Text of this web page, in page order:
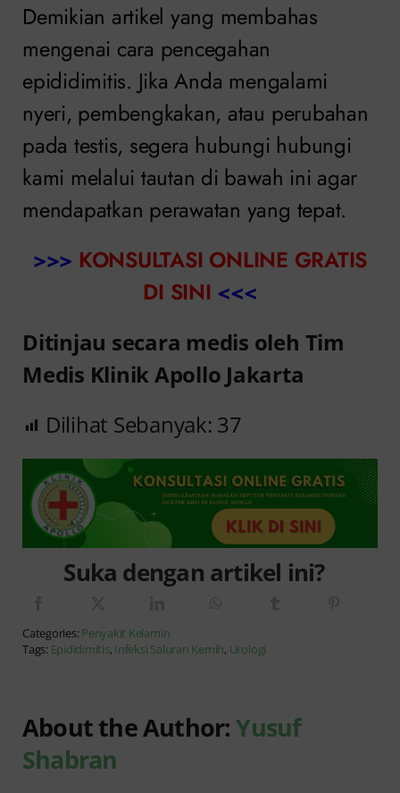
Demikian artikel yang membahas
mengenai cara pencegahan
epididimitis. Jika Anda mengalami
nyeri, pembengkakan, atau perubahan
pada testis, segera hubungi hubungi
kami melalui tautan di bawah ini agar
mendapatkan perawatan yang tepat.
>>> KONSULTASI ONLINE GRATIS
DI SINI <<<
Ditinjau secara medis oleh Tim
Medis Klinik Apollo Jakarta
Dilihat Sebanyak: 37
Suka dengan artikel ini?
Categories: Penyakit Kelamin
Tags: Epididimitis, Infeksi Saluran Kemih, Urologi
About the Author:Yusuf
Shabran